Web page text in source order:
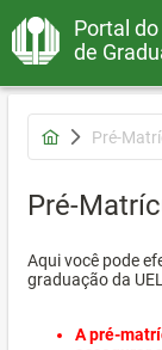
Portal
de
Pré-
Pré-
Aqui você pode
graduação da
A pré-